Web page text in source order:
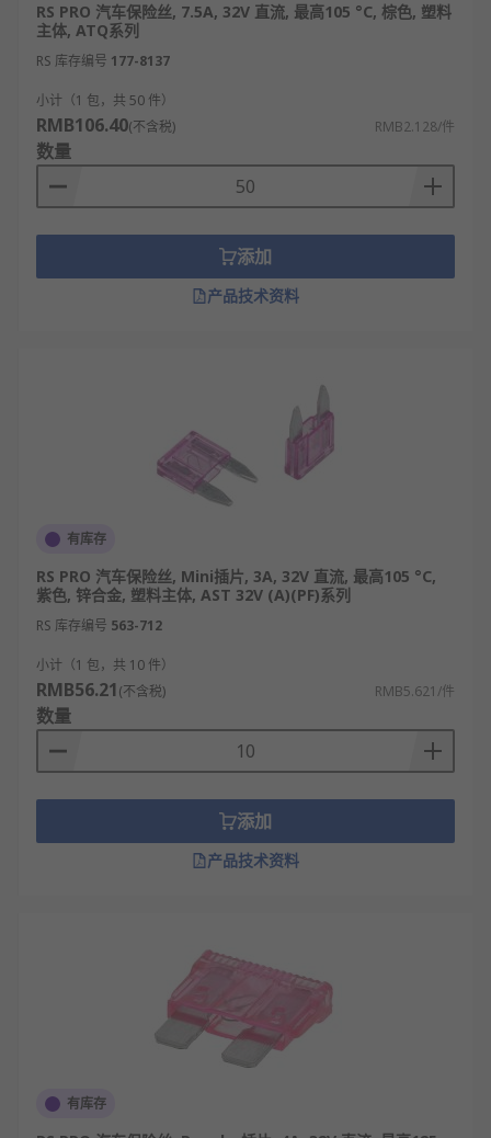
RS PRO 汽车保险丝, 7.5A, 32V 直流, 最高105 °C, 棕色, 塑料
主体, ATQ系列
RS 库存编号 177-8137
小计（1 包，共 50 件）
RMB106.40(不含税) RMB2.128/件
数量
添加
产品技术资料
有库存
RS PRO 汽车保险丝, Mini插片, 3A, 32V 直流, 最高105 °C,
紫色, 锌合金, 塑料主体, AST 32V (A)(PF)系列
RS 库存编号 563-712
小计（1 包，共 10 件）
RMB56.21(不含税) RMB5.621/件
数量
添加
产品技术资料
有库存